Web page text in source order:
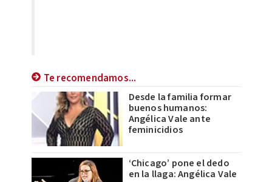
Te recomendamos...
Desde la familia formar
buenos humanos:
Angélica Vale ante
feminicidios
‘Chicago’ pone el dedo
en la llaga: Angélica Vale